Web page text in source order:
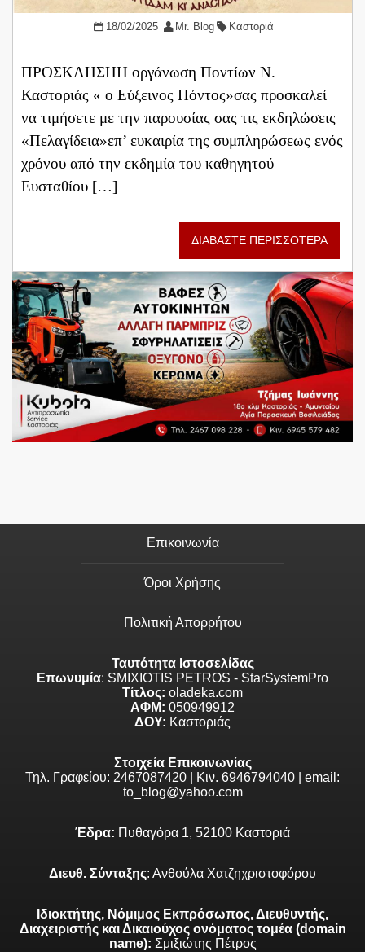
18/02/2025 Mr. Blog Καστοριά
ΠΡΟΣΚΛΗΣΗΗ οργάνωση Ποντίων Ν.
Καστοριάς « ο Εύξεινος Πόντος»σας προσκαλεί
να τιμήσετε με την παρουσίας σας τις εκδηλώσεις
«Πελαγίδεια»επ’ ευκαιρία της συμπληρώσεως ενός
χρόνου από την εκδημία του καθηγητού
Ευσταθίου […]
ΔΙΑΒΑΣΤΕ ΠΕΡΙΣΣΟΤΕΡΑ
Επικοινωνία
Όροι Χρήσης
Πολιτική Απορρήτου
Ταυτότητα Ιστοσελίδας
Επωνυμία: SMIXIOTIS PETROS - StarSystemPro
Τίτλος: oladeka.com
ΑΦΜ: 050949912
ΔΟΥ: Καστοριάς
Στοιχεία Επικοινωνίας
Τηλ. Γραφείου: 2467087420 | Κιν. 6946794040 | email:
to_blog@yahoo.com
Έδρα: Πυθαγόρα 1, 52100 Καστοριά
Διευθ. Σύνταξης: Ανθούλα Χατζηχριστοφόρου
Ιδιοκτήτης, Νόμιμος Εκπρόσωπος, Διευθυντής,
Διαχειριστής και Δικαιούχος ονόματος τομέα (domain
name): Σμιξιώτης Πέτρος